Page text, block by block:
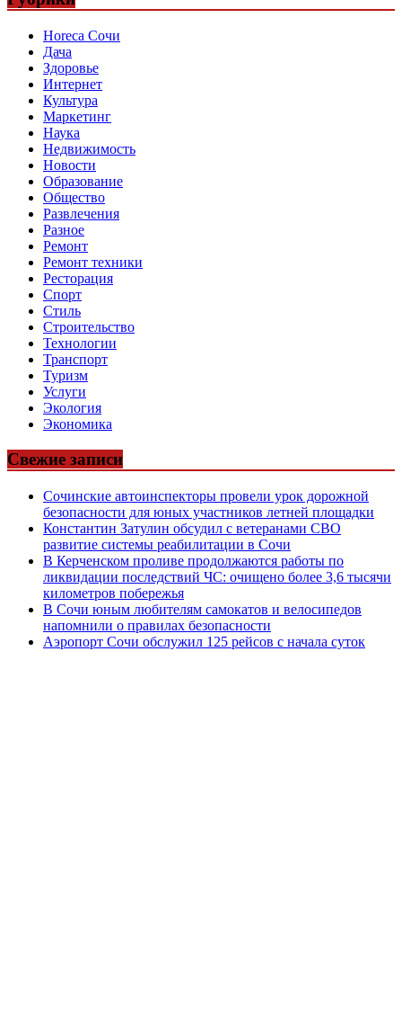
Horeca Сочи
Дача
Здоровье
Интернет
Культура
Маркетинг
Наука
Недвижимость
Новости
Образование
Общество
Развлечения
Разное
Ремонт
Ремонт техники
Ресторация
Спорт
Стиль
Строительство
Технологии
Транспорт
Туризм
Услуги
Экология
Экономика
Свежие записи
Сочинские автоинспекторы провели урок дорожной
безопасности для юных участников летней площадки
Константин Затулин обсудил с ветеранами СВО
развитие системы реабилитации в Сочи
В Керченском проливе продолжаются работы по
ликвидации последствий ЧС: очищено более 3,6 тысячи
километров побережья
В Сочи юным любителям самокатов и велосипедов
напомнили о правилах безопасности
Аэропорт Сочи обслужил 125 рейсов с начала суток